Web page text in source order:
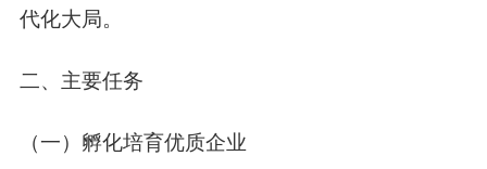
代化大局。
二、主要任务
（一）孵化培育优质企业